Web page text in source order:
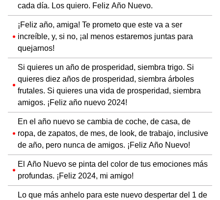
cada día. Los quiero. Feliz Año Nuevo.
¡Feliz año, amiga! Te prometo que este va a ser
increíble, y, si no, ¡al menos estaremos juntas para
quejarnos!
Si quieres un año de prosperidad, siembra trigo. Si
quieres diez años de prosperidad, siembra árboles
frutales. Si quieres una vida de prosperidad, siembra
amigos. ¡Feliz año nuevo 2024!
En el año nuevo se cambia de coche, de casa, de
ropa, de zapatos, de mes, de look, de trabajo, inclusive
de año, pero nunca de amigos. ¡Feliz Año Nuevo!
El Año Nuevo se pinta del color de tus emociones más
profundas. ¡Feliz 2024, mi amigo!
Lo que más anhelo para este nuevo despertar del 1 de